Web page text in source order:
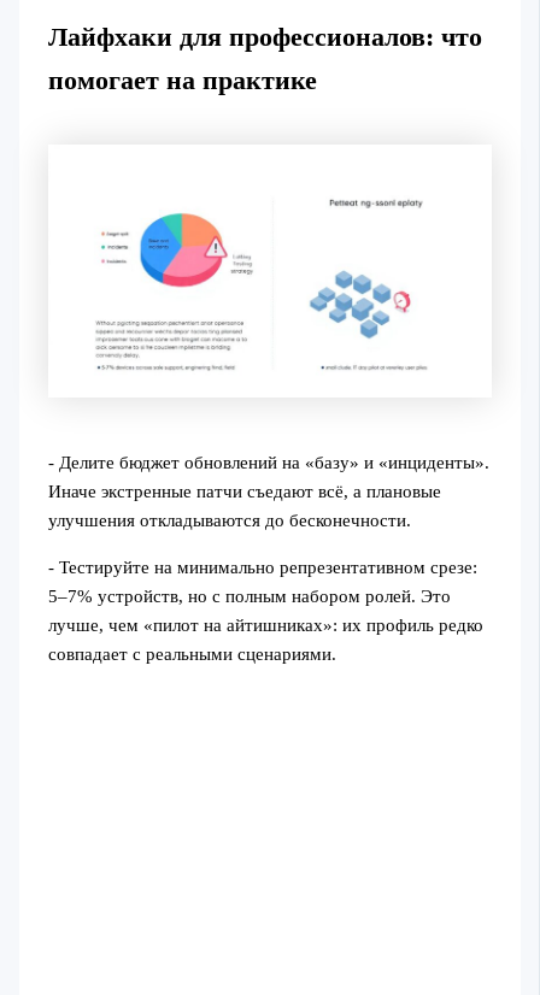
Лайфхаки для профессионалов: что
помогает на практике
- Делите бюджет обновлений на «базу» и «инциденты».
Иначе экстренные патчи съедают всё, а плановые
улучшения откладываются до бесконечности.
- Тестируйте на минимально репрезентативном срезе:
5–7% устройств, но с полным набором ролей. Это
лучше, чем «пилот на айтишниках»: их профиль редко
совпадает с реальными сценариями.